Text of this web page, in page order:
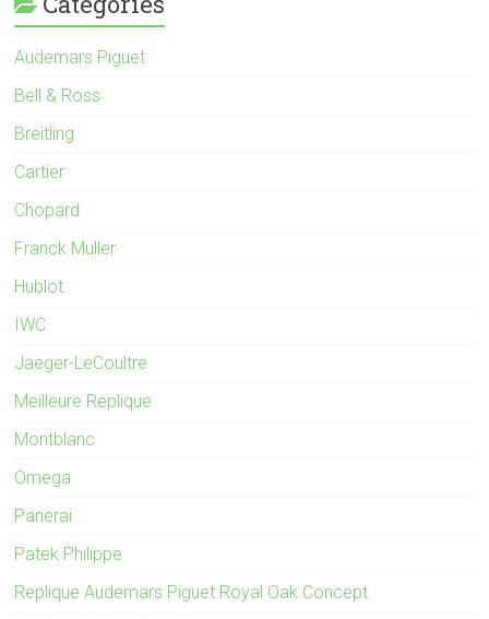
Audemars Piguet
Bell & Ross
Breitling
Cartier
Chopard
Franck Muller
Hublot
IWC
Jaeger-LeCoultre
Meilleure Replique
Montblanc
Omega
Panerai
Patek Philippe
Replique Audemars Piguet Royal Oak Concept